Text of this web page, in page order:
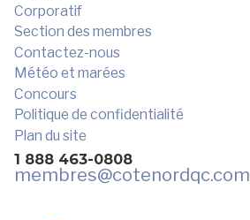
Corporatif
Section des membres
Contactez-nous
Météo et marées
Concours
Politique de confidentialité
Plan du site
1 888 463-0808
membres@cotenordqc.com